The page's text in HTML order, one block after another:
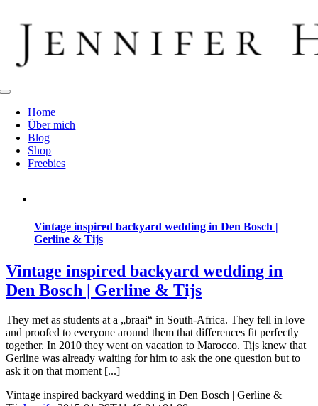
Inhalt
Toggle
NavigationHome
Über mich
Blog
Shop
Freebies
Vintage inspired backyard wedding in Den Bosch |
Gerline & Tijs
Vintage inspired backyard wedding in
Den Bosch | Gerline & Tijs
They met as students at a „braai“ in South-Africa. They fell in love
and proofed to everyone around them that differences fit perfectly
together. In 2010 they went on vacation to Marocco. Tijs knew that
Gerline was already waiting for him to ask the one question but to
ask it on that moment [...]
Vintage inspired backyard wedding in Den Bosch | Gerline &